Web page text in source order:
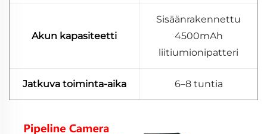
Akun kapasiteetti
Sisäänrakennettu
4500mAh
liitiumionipatteri
Jatkuva toiminta-aika 6–8 tuntia